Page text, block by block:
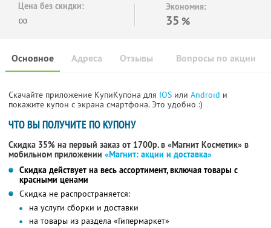
Цена без скидки:
∞
Экономия:
35 %
Основное Отзывы Вопросы по акции
Адреса
Скачайте приложение КупиКупона для IOS или Android и
покажите купон с экрана смартфона. Это удобно :)
ЧТО ВЫ ПОЛУЧИТЕ ПО КУПОНУ
Скидка 35% на первый заказ от 1700р. в «Магнит Косметик» в
мобильном приложении «Магнит: акции и доставка»
Скидка действует на весь ассортимент, включая товары с
красными ценами
Скидка не распространяется:
на услуги сборки и доставки
на товары из раздела «Гипермаркет»